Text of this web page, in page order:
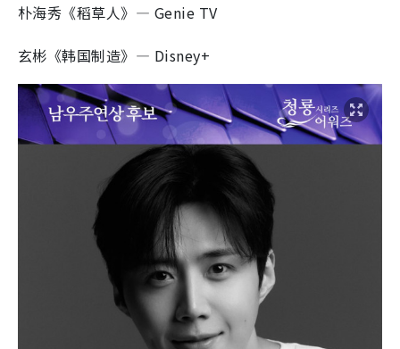
朴海秀《稻草人》— Genie TV
玄彬《韩国制造》— Disney+